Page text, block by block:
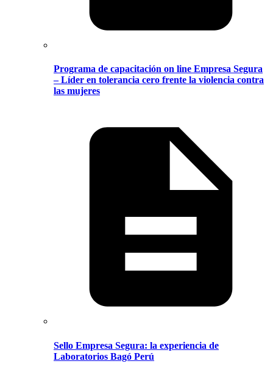
Programa de capacitación on line Empresa Segura
– Líder en tolerancia cero frente la violencia contra
las mujeres
Sello Empresa Segura: la experiencia de
Laboratorios Bagó Perú